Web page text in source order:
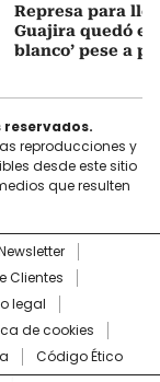
Represa para
Guajira quedó en
blanco’ pese a
reservados.
reproducciones y
desde este sitio
que resulten
Clientes
legal
de cookies
Código Ético